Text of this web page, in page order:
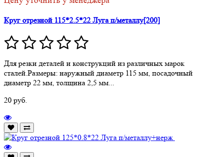
Круг отрезной 115*2.5*22 Луга п/металлу[200]
Для резки деталей и конструкций из различных марок
сталей.Размеры: наружный диаметр 115 мм, посадочный
диаметр 22 мм, толщина 2,5 мм...
20 руб.